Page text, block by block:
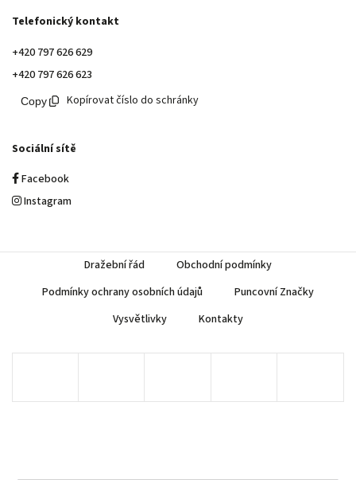
Telefonický kontakt
+420 797 626 629
+420 797 626 623
Kopírovat číslo do schránky
Sociální sítě
Facebook
Instagram
Dražební řád
Obchodní podmínky
Podmínky ochrany osobních údajů
Puncovní Značky
Vysvětlivky
Kontakty